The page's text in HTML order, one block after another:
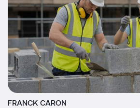
FRANCK CARON